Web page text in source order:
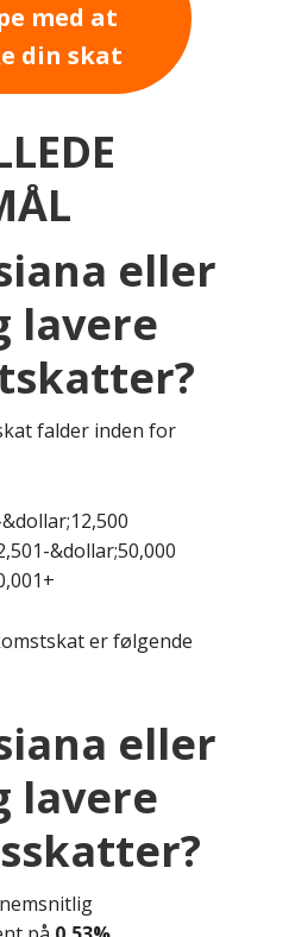
med at
din skat
eller
lavere
falder inden for
&dollar;50,000
er følgende
eller
lavere